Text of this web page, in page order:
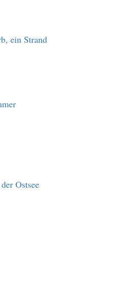
ein Strand
Ostsee